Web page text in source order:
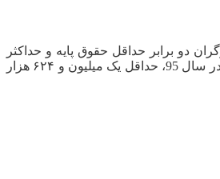
مصوب سال 70 مجلس شورای اسلامی، حداقل عیدی کارگران دو برابر حداقل حقوق پایه و حداکثر
عیدی به شرطی که از مصوبه قانون کار بیشتر نشود، سه برابر پایه حقوق خواهد بود که با تعیین مبلغ 812 هزار تومان به عنوان حداقل دستمزد، میزان عیدی کارگران در سال 95، حداقل یک میلیون و ۶۲۴ هزار